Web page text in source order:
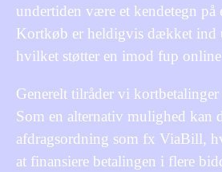
undertiden være et kendetegn på
Kortkøb er heldigvis dækket ind
hvilket støtter en imod fup
Generelt tilråder vi
Som en alternativ mulighed kan
afdragsordning som fx ViaBill,
at finansiere betalingen i flere